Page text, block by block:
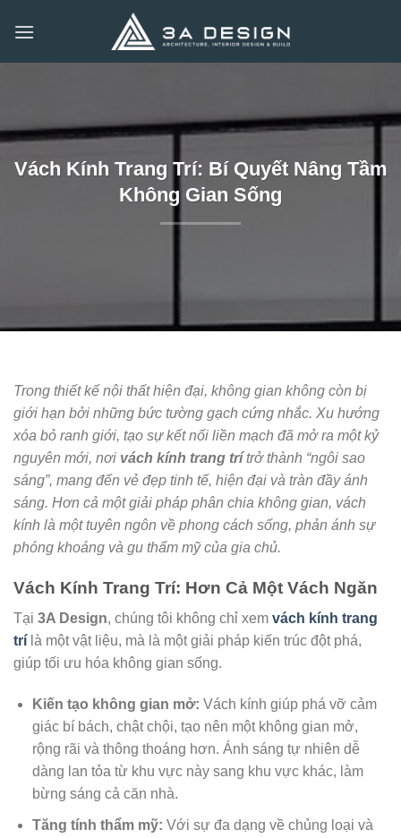
qua
Vách Kính Trang Trí: Bí Quyết Nâng Tầm
Không Gian Sống
Trong thiết kế nội thất hiện đại, không gian không còn bị
giới hạn bởi những bức tường gạch cứng nhắc. Xu hướng
xóa bỏ ranh giới, tạo sự kết nối liền mạch đã mở ra một kỷ
nguyên mới, nơi vách kính trang trítrở thành “ngôi sao
sáng”, mang đến vẻ đẹp tinh tế, hiện đại và tràn đầy ánh
sáng. Hơn cả một giải pháp phân chia không gian, vách
kính là một tuyên ngôn về phong cách sống, phản ánh sự
phóng khoáng và gu thẩm mỹ của gia chủ.
Vách Kính Trang Trí: Hơn Cả Một Vách Ngăn
Tại 3A Design, chúng tôi không chỉ xem vách kính trang
trí là một vật liệu, mà là một giải pháp kiến trúc đột phá,
giúp tối ưu hóa không gian sống.
Kiến tạo không gian mở: Vách kính giúp phá vỡ cảm
giác bí bách, chật chội, tạo nên một không gian mở,
rộng rãi và thông thoáng hơn. Ánh sáng tự nhiên dễ
dàng lan tỏa từ khu vực này sang khu vực khác, làm
bừng sáng cả căn nhà.
Tăng tính thẩm mỹ: Với sự đa dạng về chủng loại và